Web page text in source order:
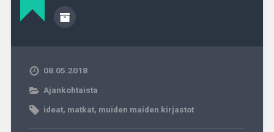
08.05.2018
Ajankohtaista
ideat, matkat, muiden maiden kirjastot